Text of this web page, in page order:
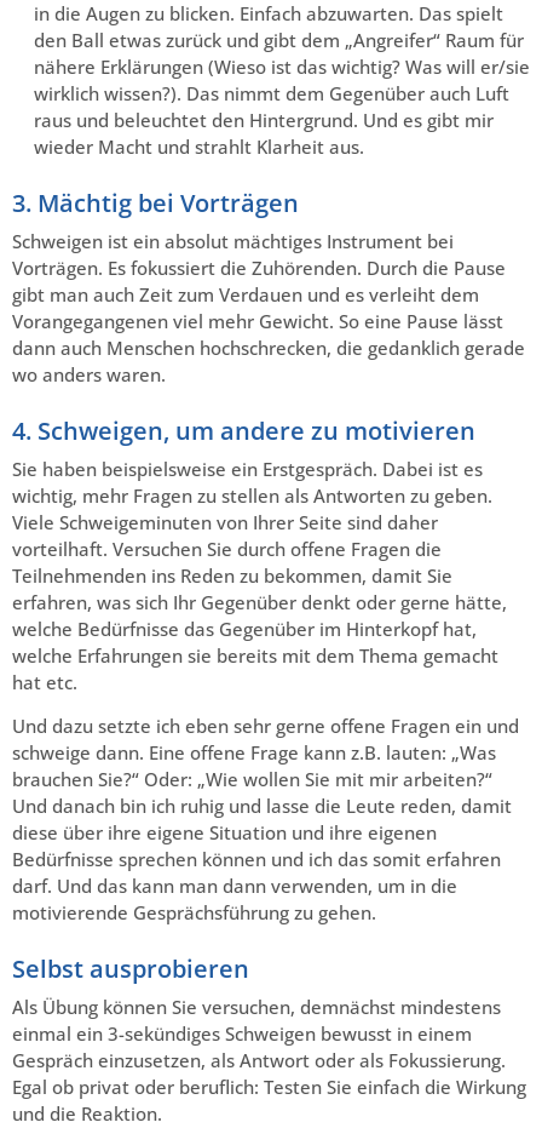
in die Augen zu blicken. Einfach abzuwarten. Das spielt
den Ball etwas zurück und gibt dem „Angreifer“ Raum für
nähere Erklärungen (Wieso ist das wichtig? Was will er/sie
wirklich wissen?). Das nimmt dem Gegenüber auch Luft
raus und beleuchtet den Hintergrund. Und es gibt mir
wieder Macht und strahlt Klarheit aus.
3. Mächtig bei Vorträgen
Schweigen ist ein absolut mächtiges Instrument bei
Vorträgen. Es fokussiert die Zuhörenden. Durch die Pause
gibt man auch Zeit zum Verdauen und es verleiht dem
Vorangegangenen viel mehr Gewicht. So eine Pause lässt
dann auch Menschen hochschrecken, die gedanklich gerade
wo anders waren.
4. Schweigen, um andere zu motivieren
Sie haben beispielsweise ein Erstgespräch. Dabei ist es
wichtig, mehr Fragen zu stellen als Antworten zu geben.
Viele Schweigeminuten von Ihrer Seite sind daher
vorteilhaft. Versuchen Sie durch offene Fragen die
Teilnehmenden ins Reden zu bekommen, damit Sie
erfahren, was sich Ihr Gegenüber denkt oder gerne hätte,
welche Bedürfnisse das Gegenüber im Hinterkopf hat,
welche Erfahrungen sie bereits mit dem Thema gemacht
hat etc.
Und dazu setzte ich eben sehr gerne offene Fragen ein und
schweige dann. Eine offene Frage kann z.B. lauten: „Was
brauchen Sie?“ Oder: „Wie wollen Sie mit mir arbeiten?“
Und danach bin ich ruhig und lasse die Leute reden, damit
diese über ihre eigene Situation und ihre eigenen
Bedürfnisse sprechen können und ich das somit erfahren
darf. Und das kann man dann verwenden, um in die
motivierende Gesprächsführung zu gehen.
Selbst ausprobieren
Als Übung können Sie versuchen, demnächst mindestens
einmal ein 3-sekündiges Schweigen bewusst in einem
Gespräch einzusetzen, als Antwort oder als Fokussierung.
Egal ob privat oder beruflich: Testen Sie einfach die Wirkung
und die Reaktion.